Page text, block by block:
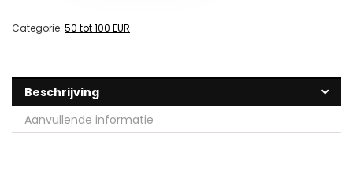
Categorie: 50 tot 100 EUR
Beschrijving
Aanvullende informatie